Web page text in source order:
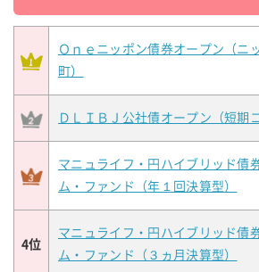
Ｏｎｅニッポン債券オープン（ニ
町）
ＤＬＩＢＪ公社債オープン（短期
マニュライフ・円ハイブリッド債
ム・ファンド（年１回決算型）
4位
マニュライフ・円ハイブリッド債
ム・ファンド（３ヵ月決算型）